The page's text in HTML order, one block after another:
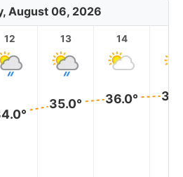
August 06, 2026
12 13
35.0°
14
36.0°